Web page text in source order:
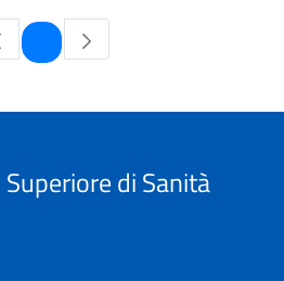
Pagina
di Sanità